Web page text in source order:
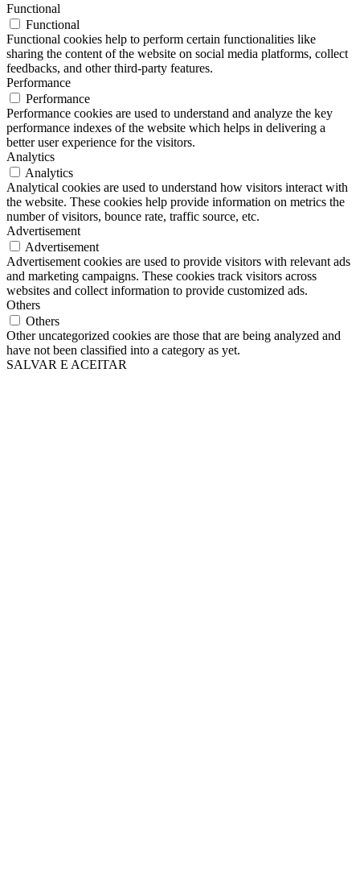
Functional
Functional
Functional cookies help to perform certain functionalities like
sharing the content of the website on social media platforms, collect
feedbacks, and other third-party features.
Performance
Performance
Performance cookies are used to understand and analyze the key
performance indexes of the website which helps in delivering a
better user experience for the visitors.
Analytics
Analytics
Analytical cookies are used to understand how visitors interact with
the website. These cookies help provide information on metrics the
number of visitors, bounce rate, traffic source, etc.
Advertisement
Advertisement
Advertisement cookies are used to provide visitors with relevant ads
and marketing campaigns. These cookies track visitors across
websites and collect information to provide customized ads.
Others
Others
Other uncategorized cookies are those that are being analyzed and
have not been classified into a category as yet.
SALVAR E ACEITAR